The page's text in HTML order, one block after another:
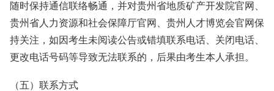
随时保持通信联络畅通，并对贵州省地质矿产开发院官网、
贵州省人力资源和社会保障厅官网、贵州人才博览会官网保
持关注，如因考生未阅读公告或错填联系电话、关闭电话、
更改电话号码等导致无法联系的，后果由考生本人承担。
（五）联系方式